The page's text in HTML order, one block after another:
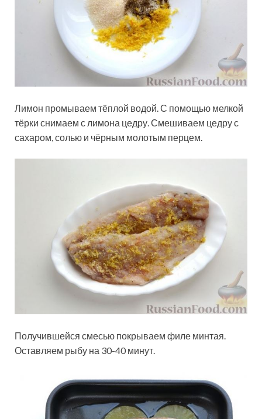
Лимон промываем тёплой водой. С помощью мелкой
тёрки снимаем с лимона цедру. Смешиваем цедру с
сахаром, солью и чёрным молотым перцем.
Получившейся смесью покрываем филе минтая.
Оставляем рыбу на 30-40 минут.